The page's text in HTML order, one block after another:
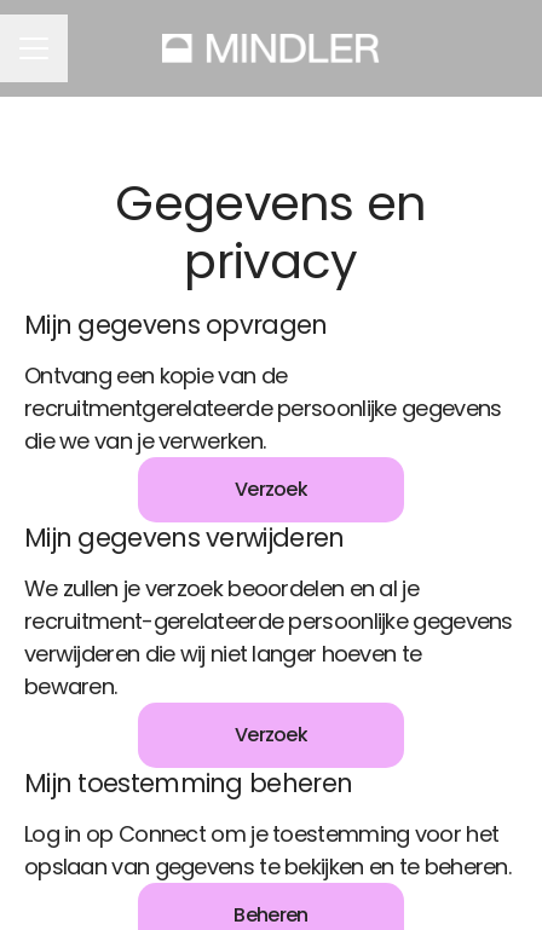
Gegevens en
privacy
Mijn gegevens opvragen
Ontvang een kopie van de
recruitmentgerelateerde persoonlijke gegevens
die we van je verwerken.
Verzoek
Mijn gegevens verwijderen
We zullen je verzoek beoordelen en al je
recruitment-gerelateerde persoonlijke gegevens
verwijderen die wij niet langer hoeven te
bewaren.
Verzoek
Mijn toestemming beheren
Log in op Connect om je toestemming voor het
opslaan van gegevens te bekijken en te beheren.
Beheren